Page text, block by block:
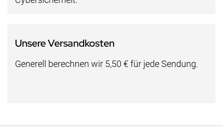
Unsere Versandkosten
Generell berechnen wir 5,50 € für jede Sendung.